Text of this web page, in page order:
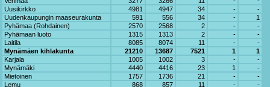
Uusikirkko
4981 4947 34 -
-
Uudenkaupungin maaseurakunta
591 556 34 -
1
Pyhämaa (Rohdainen)
2570 2568 2 -
-
Pyhämaan luoto
1315 1313 2 -
-
Laitila
8085 8074 11 -
-
Mynämäen kihlakunta
21210 13687 7521 1
1
Karjala
1005 1002 3 -
-
Mynämäki
4440 4416 23 1
-
Mietoinen
1757 1736 21 -
-
Lemu
868 857 11 -
-